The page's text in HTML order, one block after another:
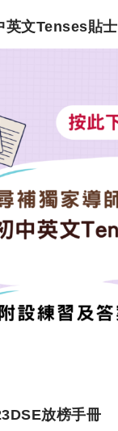
英文Tenses貼士
放榜手冊